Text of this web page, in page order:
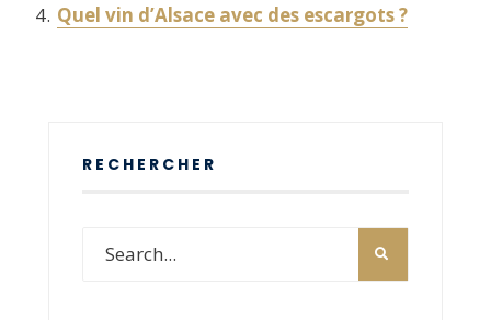
Quel vin d’Alsace avec des escargots ?
RECHERCHER